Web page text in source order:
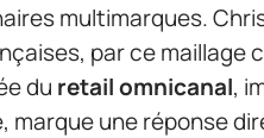
multimarques.
par ce maillage
du retail omnicanal,
marque une réponse